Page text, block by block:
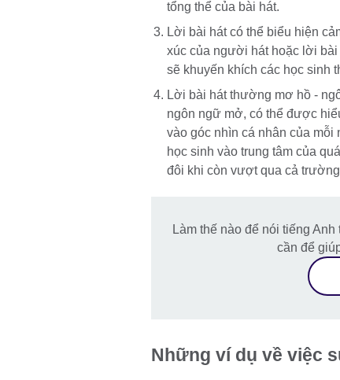
tổng thể của bài hát.
Lời bài hát có thể biểu hiện
xúc của người hát hoặc lời
sẽ khuyến khích các học sinh
Lời bài hát thường mơ hồ -
ngôn ngữ mở, có thể được
vào góc nhìn cá nhân của
học sinh vào trung tâm của
đôi khi còn vượt qua cả
Làm thế nào để nói tiếng
cần để
Những ví dụ về việc